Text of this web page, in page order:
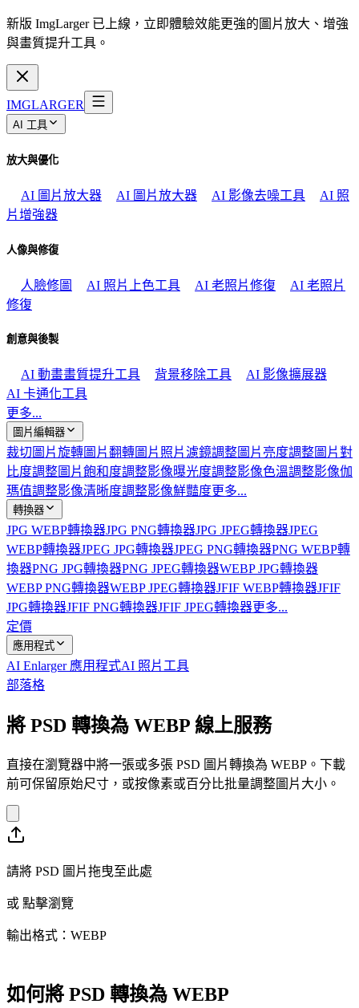
新版 ImgLarger 已上線，立即體驗效能更強的圖片放大、增強
與畫質提升工具。
IMGLARGER
AI 工具
放大與優化
AI 圖片放大器 AI 圖片放大器 AI 影像去噪工具
AI 照
片增強器
人像與修復
人臉修圖 AI 照片上色工具 AI 老照片修復
AI 老照片
修復
創意與後製
AI 動畫畫質提升工具 背景移除工具
AI 影像擴展器
AI 卡通化工具
更多...
圖片編輯器
裁切圖片旋轉圖片翻轉圖片 照片濾鏡調整圖片亮度調整圖片對
比度調整圖片飽和度調整影像曝光度調整影像色溫調整影像伽
瑪值調整影像清晰度調整影像鮮豔度更多...
轉換器
JPG WEBP轉換器JPG PNG轉換器JPG JPEG轉換器JPEG
WEBP轉換器JPEG JPG轉換器JPEG PNG轉換器PNG WEBP轉
換器PNG JPG轉換器PNG JPEG轉換器WEBP JPG轉換器
WEBP PNG轉換器WEBP JPEG轉換器JFIF WEBP轉換器JFIF
JPG轉換器JFIF PNG轉換器JFIF JPEG轉換器更多...
定價
應用程式
AI Enlarger 應用程式AI 照片工具
部落格
將 PSD 轉換為 WEBP 線上服務
直接在瀏覽器中將一張或多張 PSD 圖片轉換為 WEBP。下載
前可保留原始尺寸，或按像素或百分比批量調整圖片大小。
請將 PSD 圖片拖曳至此處
或 點擊瀏覽
輸出格式：WEBP
如何將 PSD 轉換為 WEBP